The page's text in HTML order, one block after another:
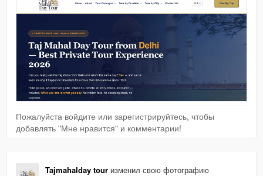
Пожалуйста войдите или зарегистрируйтесь, чтобы
добавлять "Мне нравится" и комментарии!
Tajmahalday tour изменил свою фотографию